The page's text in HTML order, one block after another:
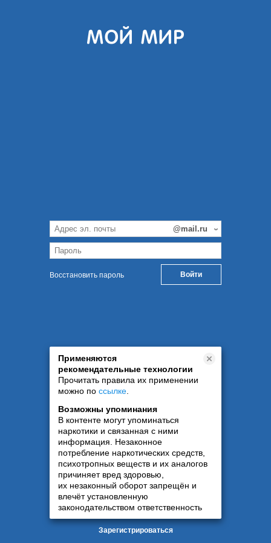
Восстановить пароль
Применяются
рекомендательные технологии
Прочитать правила их применении
можно по ссылке
Возможны упоминания
В контенте могут упоминаться
наркотики и связанная с ними
информация. Незаконное
потребление наркотических средств,
психотропных веществ и их аналогов
причиняет вред здоровью,
их незаконный оборот запрещён и
влечёт установленную
законодательством ответственность
Зарегистрироваться